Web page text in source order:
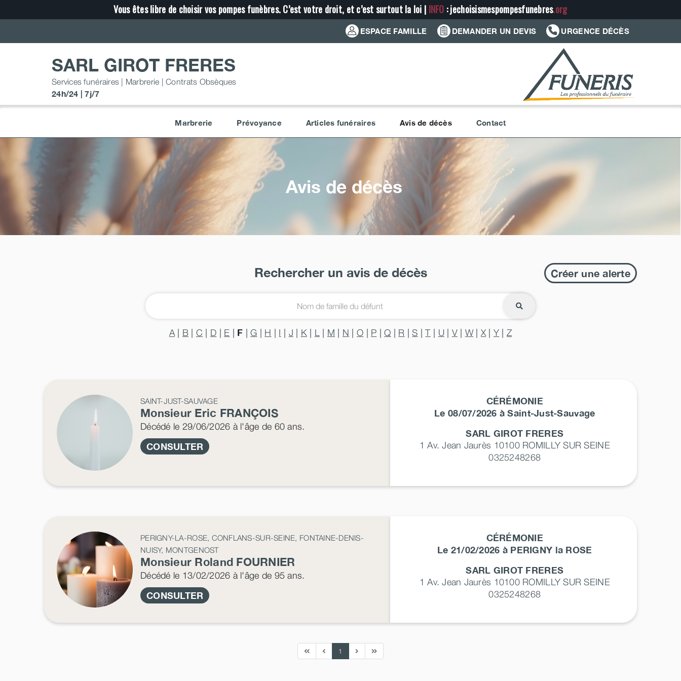
au
Vous êtes libre de choisir vos pompes funèbres. C’est votre droit, et c’est surtout la loi | INFO : jechoisismespompesfunebres.org
ESPACE FAMILLE DEMANDER UN DEVIS URGENCE DÉCÈS
SARL GIROT FRERES
Services funéraires | Marbrerie | Contrats Obsèques
24h/24 | 7j/7
Marbrerie Prévoyance Articles funéraires Avis de décès Contact
Avis de décès
Rechercher un avis de décès Créer une alerte
A| B C D E F |G H I J K| L M N O P |Q R |S |T U| V| W| X| Y |Z
SAINT-JUST-SAUVAGE
Monsieur Eric FRANÇOIS
Décédé le 29/06/2026 à l'âge de 60 ans.
CONSULTER
CÉRÉMONIE
Le 08/07/2026 à Saint-Just-Sauvage
SARL GIROT FRERES
1 Av. Jean Jaurès 10100 ROMILLY SUR SEINE
0325248268
PERIGNY-LA-ROSE, CONFLANS-SUR-SEINE, FONTAINE-DENIS-
NUISY, MONTGENOST
Monsieur Roland FOURNIER
Décédé le 13/02/2026 à l'âge de 95 ans.
CONSULTER
CÉRÉMONIE
Le 21/02/2026 à PERIGNY la ROSE
SARL GIROT FRERES
1 Av. Jean Jaurès 10100 ROMILLY SUR SEINE
0325248268
1